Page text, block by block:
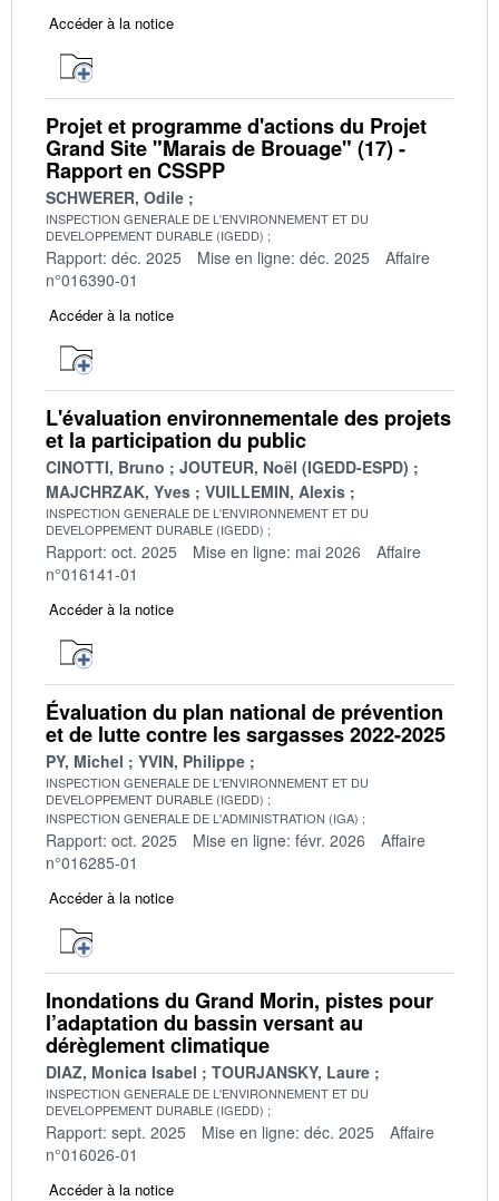
Accéder à la notice
Projet et programme d'actions du Projet
Grand Site "Marais de Brouage" (17) -
Rapport en CSSPP
SCHWERER, Odile
INSPECTION GENERALE DE L'ENVIRONNEMENT ET DU
DEVELOPPEMENT DURABLE (IGEDD)
Rapport: déc. 2025 Mise en ligne: déc. 2025
Affaire
n°016390-01
Accéder à la notice
L'évaluation environnementale des projets
et la participation du public
CINOTTI, Bruno
JOUTEUR, Noël (IGEDD-ESPD)
MAJCHRZAK, Yves
VUILLEMIN, Alexis
INSPECTION GENERALE DE L'ENVIRONNEMENT ET DU
DEVELOPPEMENT DURABLE (IGEDD)
Rapport: oct. 2025 Mise en ligne: mai 2026
Affaire
n°016141-01
Accéder à la notice
Évaluation du plan national de prévention
et de lutte contre les sargasses 2022-2025
PY, Michel YVIN, Philippe
INSPECTION GENERALE DE L'ENVIRONNEMENT ET DU
DEVELOPPEMENT DURABLE (IGEDD)
INSPECTION GENERALE DE L'ADMINISTRATION (IGA)
Rapport: oct. 2025 Mise en ligne: févr. 2026
Affaire
n°016285-01
Accéder à la notice
Inondations du Grand Morin, pistes pour
l’adaptation du bassin versant au
dérèglement climatique
DIAZ, Monica Isabel TOURJANSKY, Laure
INSPECTION GENERALE DE L'ENVIRONNEMENT ET DU
DEVELOPPEMENT DURABLE (IGEDD)
Rapport: sept. 2025 Mise en ligne: déc. 2025
Affaire
n°016026-01
Accéder à la notice